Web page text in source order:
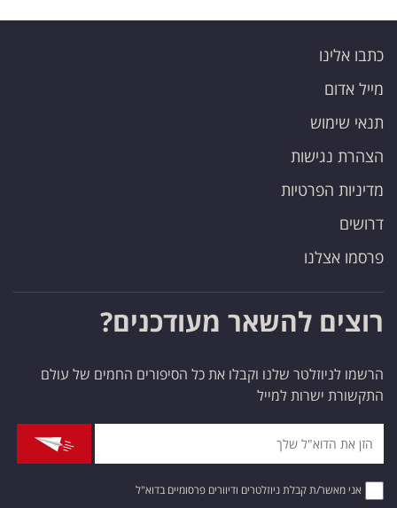
כתבו אלינו
מייל אדום
תנאי שימוש
הצהרת נגישות
מדיניות הפרטיות
דרושים
פרסמו אצלנו
רוצים להשאר מעודכנים?
הרשמו לניוזלטר שלנו וקבלו את כל הסיפורים החמים של עולם
התקשורת ישרות למייל
אני מאשר/ת קבלת ניוזלטרים ודיוורים פרסומיים בדוא"ל